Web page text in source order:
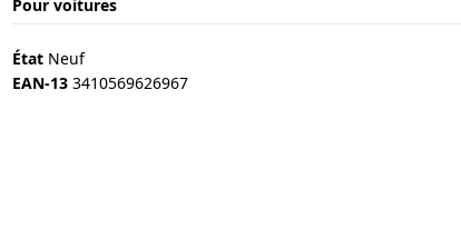
Pour voitures
État Neuf
EAN-13 3410569626967